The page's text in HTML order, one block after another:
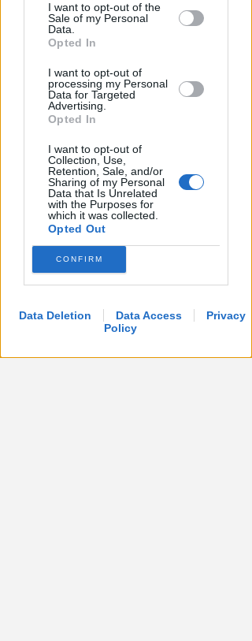
by us to third parties on the IAB’s List of
Downstream Participants that may
further disclose it to other third parties.
I want to opt-out of the
Sale of my Personal
Data.
Opted In
I want to opt-out of
processing my Personal
Data for Targeted
Advertising.
Opted In
I want to opt-out of
Collection, Use,
Retention, Sale, and/or
Sharing of my Personal
Data that Is Unrelated
with the Purposes for
which it was collected.
Opted Out
CONFIRM
Data Deletion Data Access
Privacy
Policy
riqualificazione
Redazione